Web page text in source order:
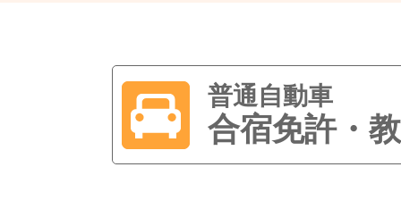
普通自動車
合宿免許・